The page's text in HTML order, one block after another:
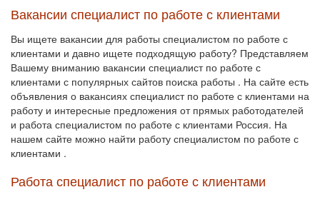
Вакансии специалист по работе с клиентами
Вы ищете вакансии для работы специалистом по работе с
клиентами и давно ищете подходящую работу? Представляем
Вашему вниманию вакансии специалист по работе с
клиентами с популярных сайтов поиска работы . На сайте есть
объявления о вакансиях специалист по работе с клиентами на
работу и интересные предложения от прямых работодателей
и работа специалистом по работе с клиентами Россия. На
нашем сайте можно найти работу специалистом по работе с
клиентами .
Работа специалист по работе с клиентами